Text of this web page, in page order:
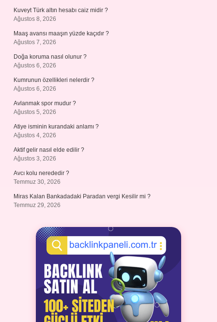
Kuveyt Türk altın hesabı caiz midir ?
Ağustos 8, 2026
Maaş avansı maaşın yüzde kaçıdır ?
Ağustos 7, 2026
Doğa koruma nasıl olunur ?
Ağustos 6, 2026
Kumrunun özellikleri nelerdir ?
Ağustos 6, 2026
Avlanmak spor mudur ?
Ağustos 5, 2026
Atiye isminin kurandaki anlamı ?
Ağustos 4, 2026
Aktif gelir nasıl elde edilir ?
Ağustos 3, 2026
Avcı kolu nerededir ?
Temmuz 30, 2026
Miras Kalan Bankadadaki Paradan vergi Kesilir mi ?
Temmuz 29, 2026